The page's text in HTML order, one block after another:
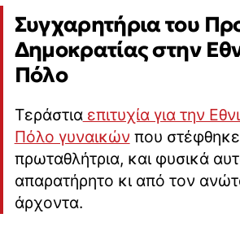
Συγχαρητήρια του
Δημοκρατίας στην
Πόλο
Τεράστιαεπιτυχία για την
Πόλο γυναικών που
πρωταθλήτρια, και φυσικά
απαρατήρητο κι από τον
άρχοντα.